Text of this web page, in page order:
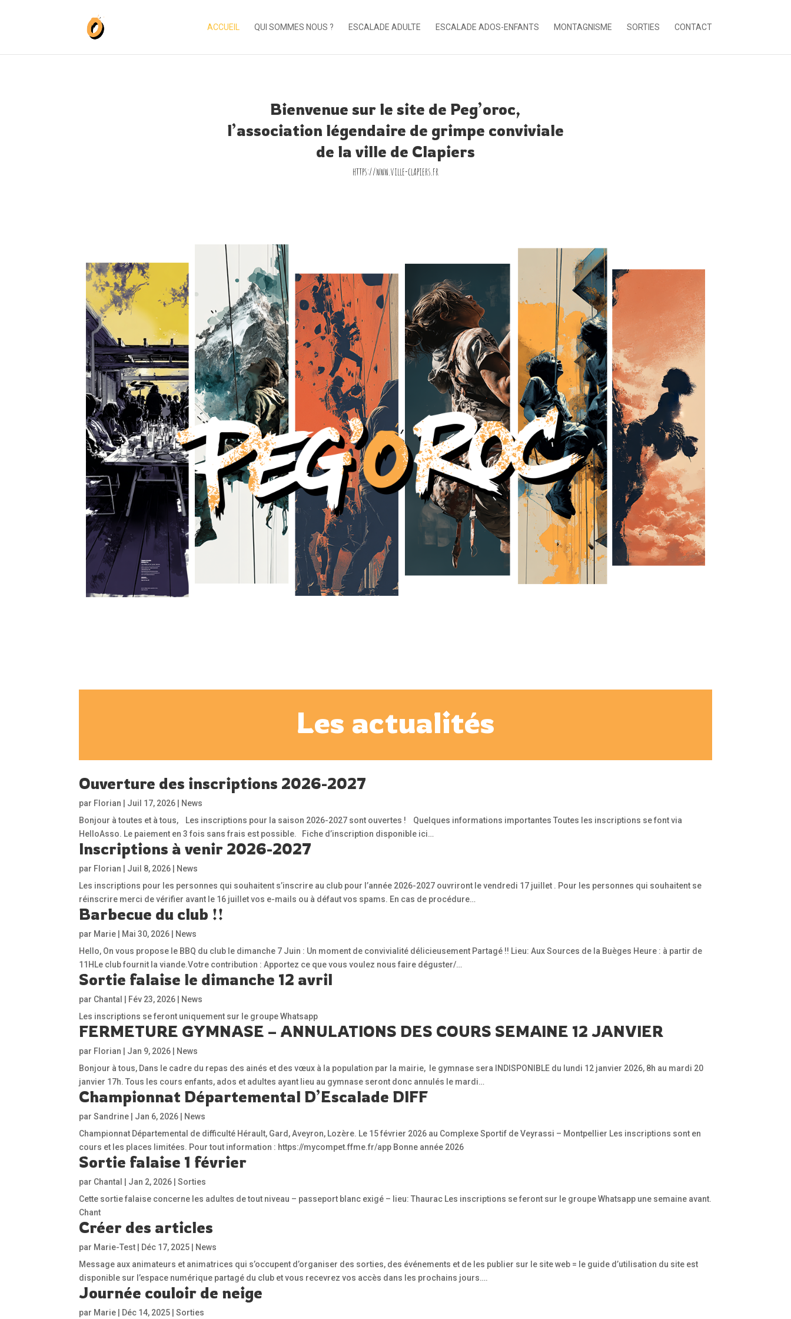
ACCUEIL QUI SOMMES NOUS ? ESCALADE ADULTE ESCALADE ADOS-ENFANTS MONTAGNISME SORTIES CONTACT
Bienvenue sur le site de Peg’oroc,
l’association légendaire de grimpe conviviale
de la ville de Clapiers
https://www.ville-clapiers.fr
Les actualités
Ouverture des inscriptions 2026-2027
par Florian Juil 17, 2026
News
Bonjour à toutes et à tous, Les inscriptions pour la saison 2026-2027 sont ouvertes ! Quelques informations importantes Toutes les inscriptions se font via
HelloAsso. Le paiement en 3 fois sans frais est possible. Fiche d’inscription disponible ici…
Inscriptions à venir 2026-2027
par Florian Juil 8, 2026
News
Les inscriptions pour les personnes qui souhaitent s’inscrire au club pour l’année 2026-2027 ouvriront le vendredi 17 juillet . Pour les personnes qui souhaitent se
réinscrire merci de vérifier avant le 16 juillet vos e-mails ou à défaut vos spams. En cas de procédure…
Barbecue du club !!
par Marie Mai 30, 2026
News
Hello, On vous propose le BBQ du club le dimanche 7 Juin : Un moment de convivialité délicieusement Partagé !! Lieu: Aux Sources de la Buèges Heure : à partir de
11HLe club fournit la viande.Votre contribution : Apportez ce que vous voulez nous faire déguster/…
Sortie falaise le dimanche 12 avril
par Chantal Fév 23, 2026
News
Les inscriptions se feront uniquement sur le groupe Whatsapp
FERMETURE GYMNASE – ANNULATIONS DES COURS SEMAINE 12 JANVIER
par Florian Jan 9, 2026
News
Bonjour à tous, Dans le cadre du repas des ainés et des vœux à la population par la mairie, le gymnase sera INDISPONIBLE du lundi 12 janvier 2026, 8h au mardi 20
janvier 17h. Tous les cours enfants, ados et adultes ayant lieu au gymnase seront donc annulés le mardi…
Championnat Départemental D’Escalade DIFF
parSandrine Jan 6, 2026
News
Championnat Départemental de difficulté Hérault, Gard, Aveyron, Lozère. Le 15 février 2026 au Complexe Sportif de Veyrassi – Montpellier Les inscriptions sont en
cours et les places limitées. Pour tout information : https://mycompet.ffme.fr/app Bonne année 2026
Sortie falaise 1 février
par Chantal Jan 2, 2026 |Sorties
Cette sortie falaise concerne les adultes de tout niveau – passeport blanc exigé – lieu: Thaurac Les inscriptions se feront sur le groupe Whatsapp une semaine avant.
Chant
Créer des articles
par Marie-Test Déc 17, 2025
News
Message aux animateurs et animatrices qui s’occupent d’organiser des sorties, des événements et de les publier sur le site web = le guide d’utilisation du site est
disponible sur l’espace numérique partagé du club et vous recevrez vos accès dans les prochains jours….
Journée couloir de neige
par Marie Déc 14, 2025 |Sorties